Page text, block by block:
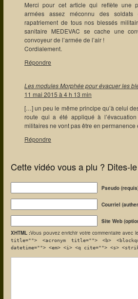
Merci pour cet article qui reflète une
armées assez méconnu des
rapatriement de tous nos blessés
sanitaire MEDEVAC se cache une
convoyeur de l’armée de l’air !
Cordialement.
Répondre
Les modules Morphée pour évacuer les
11 mai 2015 à 4 h 13 min
[…] un peu le même principe qu’à celui
route qui a été appliqué à
militaires ne vont pas être en
Répondre
Cette vidéo vous a plu ? Dites-
Pseudo
Courriel
Site Web
XHTML :Vous pouvez enrichir votre commentaire avec
title=""> <acronym title=""> <b>
datetime=""> <em> <i> <q cite=""> <s>